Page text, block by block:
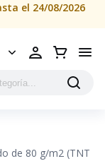
el 24/08/2026
de 80 g/m2 (TNT